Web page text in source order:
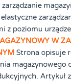
z poziomu
W
Strona opisuje
magazynowego
Artykuł